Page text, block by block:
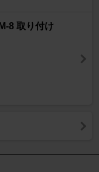
8 取り付け